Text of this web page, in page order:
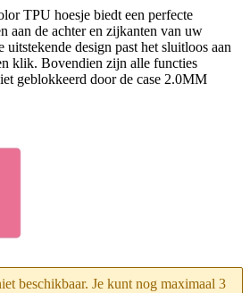
TPU hoesje biedt een perfecte
aan de achter en zijkanten van uw
design past het sluitloos aan
klik. Bovendien zijn alle functies
geblokkeerd door de case 2.0MM
beschikbaar. Je kunt nog maximaal 3